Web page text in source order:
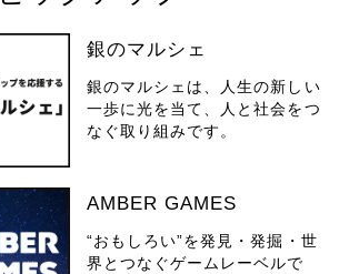
銀のマルシェ
銀のマルシェは、人生の新しい
一歩に光を当て、人と社会をつ
なぐ取り組みです。
AMBER GAMES
“おもしろい”を発見・発掘・世
界とつなぐゲームレーベルで